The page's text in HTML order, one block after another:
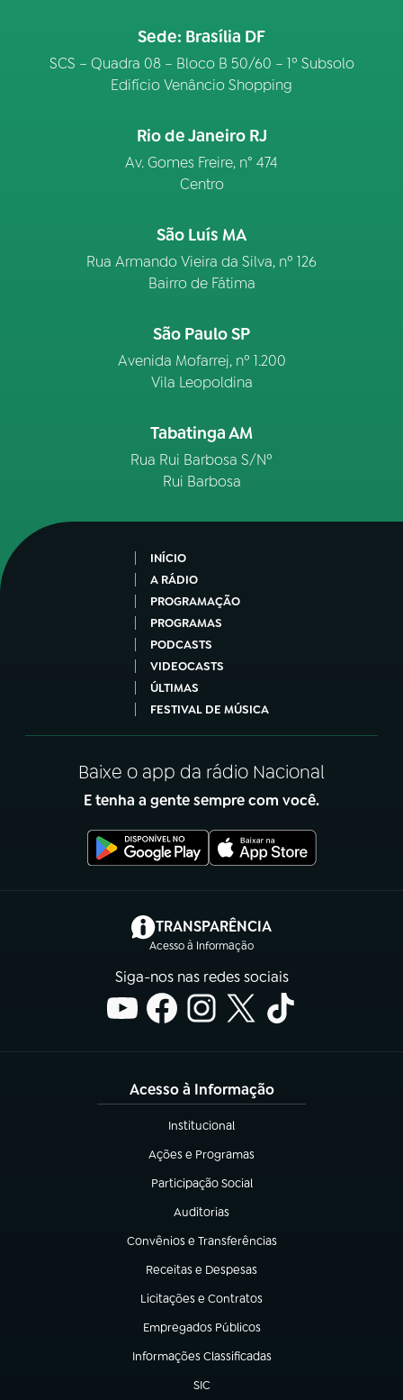
Sede: Brasília DF
SCS – Quadra 08 – Bloco B 50/60 – 1º Subsolo
Edifício Venâncio Shopping
Rio de Janeiro RJ
Av. Gomes Freire, n° 474
Centro
São Luís MA
Rua Armando Vieira da Silva, nº 126
Bairro de Fátima
São Paulo SP
Avenida Mofarrej, nº 1.200
Vila Leopoldina
Tabatinga AM
Rua Rui Barbosa S/Nº
Rui Barbosa
INÍCIO
A RÁDIO
PROGRAMAÇÃO
PROGRAMAS
PODCASTS
VIDEOCASTS
ÚLTIMAS
FESTIVAL DE MÚSICA
Baixe o app da rádio Nacional
E tenha a gente sempre com você.
TRANSPARÊNCIA
Acesso à Informação
(abre em nova aba)
Siga-nos nas redes sociais
Acesso à Informação
Institucional
(abre em nova aba)
Ações e Programas
(abre em nova aba)
Participação Social
(abre em nova aba)
Auditorias
(abre em nova aba)
Convênios e Transferências
(abre em nova aba)
Receitas e Despesas
(abre em nova aba)
Licitações e Contratos
(abre em nova aba)
Empregados Públicos
(abre em nova aba)
Informações Classificadas
(abre em nova aba)
SIC
(abre em nova aba)